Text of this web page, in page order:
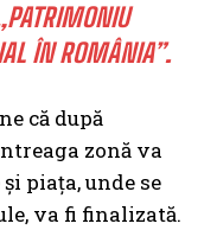
ÎN ROMÂNIA”.
că după
zonă va
piaţa, unde se
va fi finalizată.